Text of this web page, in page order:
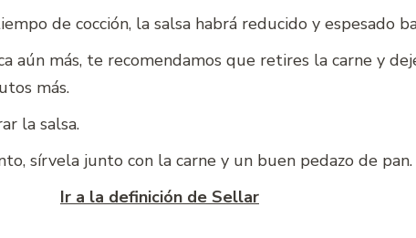
de cocción, la salsa habrá reducido y espesado
aún más, te recomendamos que retires la carne y
más.
la salsa.
sírvela junto con la carne y un buen pedazo de pan.
Ir a la definición de Sellar